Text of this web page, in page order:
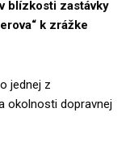
blízkosti zastávky
k zrážke
jednej z
okolnosti dopravnej